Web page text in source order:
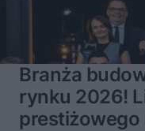
Branża
rynku 2026!
prestiżowego